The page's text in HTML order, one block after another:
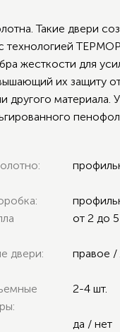
Такие двери
технологией
жесткости для
их защиту
материала.
от 2 до
двери: правое /
2-4 шт.
да / нет